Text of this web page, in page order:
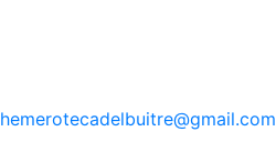
hemerotecadelbuitre@gmail.com